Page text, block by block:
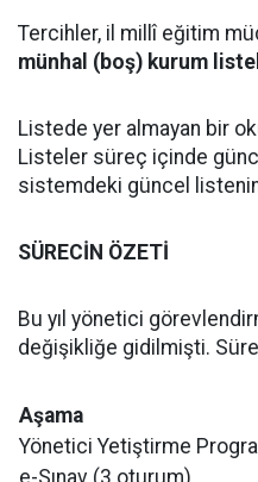
Tercihler, il millî eğitim
münhal (boş) kurum
Listede yer almayan bir
Listeler süreç içinde
sistemdeki güncel
SÜRECİN ÖZETİ
Bu yıl yönetici
değişikliğe gidilmişti.
Aşama
Yönetici Yetiştirme
e-Sınav (3 oturum)